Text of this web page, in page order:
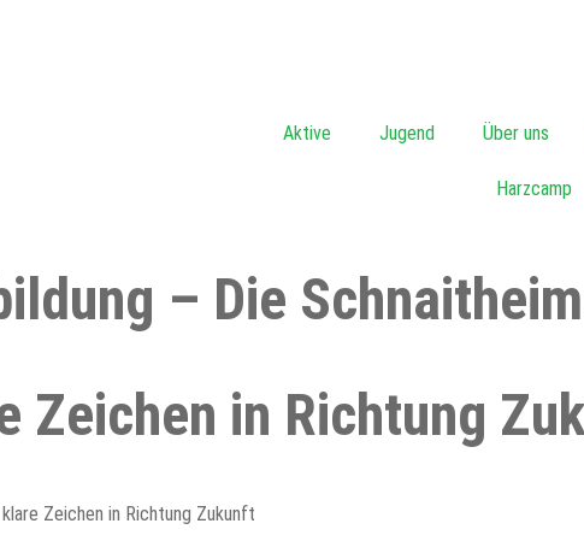
Aktive Jugend Über uns
Harzcamp
– Die
Zeichen in Richtung
Zeichen in Richtung Zukunft